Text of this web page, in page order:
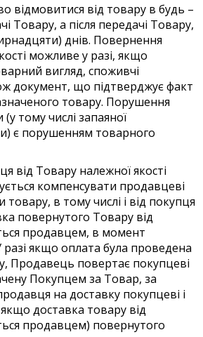
відмовитися від товару в будь –
Товару, а після передачі Товару,
днів. Повернення
можливе у разі, якщо
вигляд, споживчі
документ, що підтверджує факт
товару. Порушення
(у тому числі запаяної
є порушенням товарного
від Товару належної якості
компенсувати продавцеві
в тому числі і від покупця
повернутого Товару від
продавцем, в момент
якщо оплата була проведена
Продавець повертає покупцеві
Покупцем за Товар, за
на доставку покупцеві і
якщо доставка товару від
продавцем) повернутого